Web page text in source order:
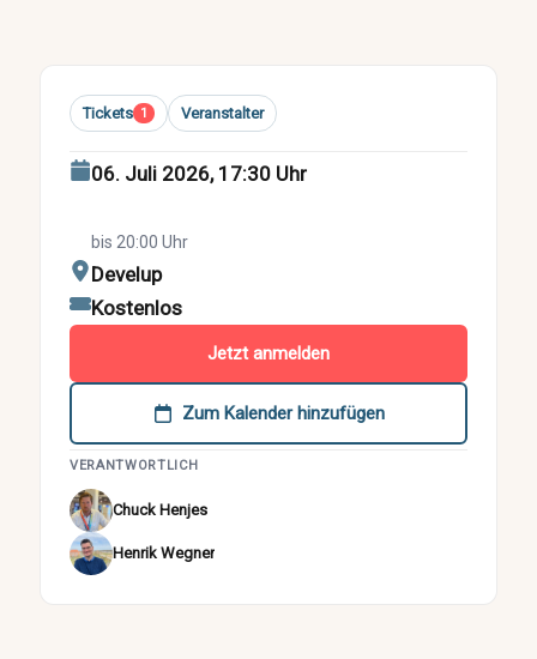
Tickets 1 Veranstalter
06. Juli 2026, 17:30 Uhr
bis 20:00 Uhr
Develup
Kostenlos
Jetzt anmelden
Zum Kalender hinzufügen
VERANTWORTLICH
Chuck Henjes
Henrik Wegner